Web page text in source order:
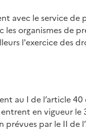
avec le service de
les organismes de
l'exercice des
au I de l’article 40
en vigueur le
prévues par le II de